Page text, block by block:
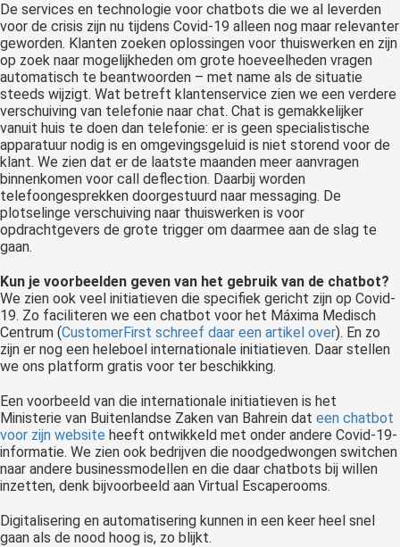
De services en technologie voor chatbots die we al leverden
voor de crisis zijn nu tijdens Covid-19 alleen nog maar relevanter
geworden. Klanten zoeken oplossingen voor thuiswerken en zijn
op zoek naar mogelijkheden om grote hoeveelheden vragen
automatisch te beantwoorden – met name als de situatie
steeds wijzigt. Wat betreft klantenservice zien we een verdere
verschuiving van telefonie naar chat. Chat is gemakkelijker
vanuit huis te doen dan telefonie: er is geen specialistische
apparatuur nodig is en omgevingsgeluid is niet storend voor de
klant. We zien dat er de laatste maanden meer aanvragen
binnenkomen voor call deflection. Daarbij worden
telefoongesprekken doorgestuurd naar messaging. De
plotselinge verschuiving naar thuiswerken is voor
opdrachtgevers de grote trigger om daarmee aan de slag te
gaan.
Kun je voorbeelden geven van het gebruik van de chatbot?
We zien ook veel initiatieven die specifiek gericht zijn op Covid-
19. Zo faciliteren we een chatbot voor het Máxima Medisch
Centrum (CustomerFirst schreef daar een artikel over). En zo
zijn er nog een heleboel internationale initiatieven. Daar stellen
we ons platform gratis voor ter beschikking.
Een voorbeeld van die internationale initiatieven is het
Ministerie van Buitenlandse Zaken van Bahrein dat een chatbot
voor zijn website heeft ontwikkeld met onder andere Covid-19-
informatie. We zien ook bedrijven die noodgedwongen switchen
naar andere businessmodellen en die daar chatbots bij willen
inzetten, denk bijvoorbeeld aan Virtual Escaperooms.
Digitalisering en automatisering kunnen in een keer heel snel
gaan als de nood hoog is, zo blijkt.
de
Hierdoor
website-
van